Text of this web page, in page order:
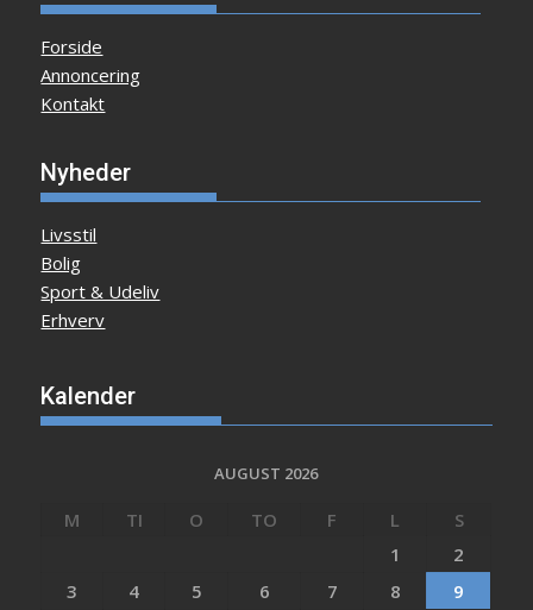
Forside
Annoncering
Kontakt
Nyheder
Livsstil
Bolig
Sport & Udeliv
Erhverv
Kalender
AUGUST 2026
M TI O TO F L
S
1
2
3
4 5 6 7 8 9